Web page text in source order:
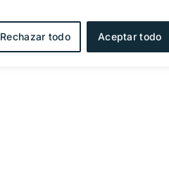
Rechazar todo Aceptar todo